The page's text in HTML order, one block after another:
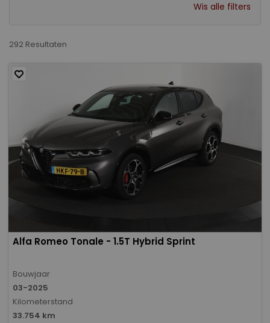
Wis alle filters
292 Resultaten
Alfa Romeo Tonale - 1.5T Hybrid Sprint
Bouwjaar
03-2025
Kilometerstand
33.754 km